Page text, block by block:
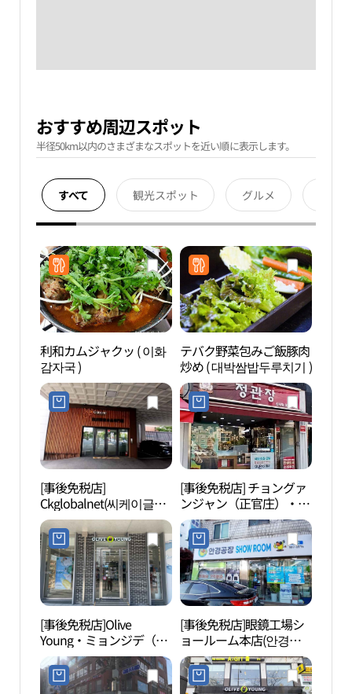
おすすめ周辺スポット
半径50km以内のさまざまなスポットを近い順に表示します。
すべて 観光スポット グルメ
利和カムジャクッ ( 이화
감자국 )
テバク野菜包みご飯豚肉
炒め ( 대박쌈밥두루치기 )
[事後免税店]
Ckglobalnet(씨케이글로
벌네트)
[事後免税店] チョングァ
ンジャン（正官庄）・シ
ンサ（新沙）店(정관장
신사점)
[事後免税店]Olive
Young・ミョンジデ（明
知大）店(올리브영 명지
대점)
[事後免税店]眼鏡工場シ
ョールーム本店(안경공
장쇼룸 본점)